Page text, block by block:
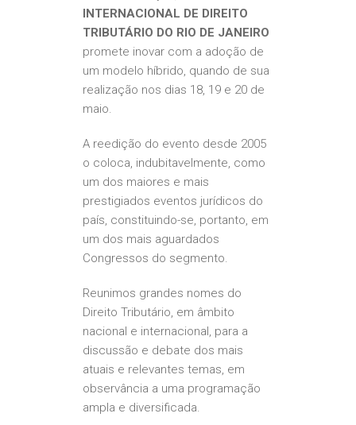
INTERNACIONAL DE DIREITO
TRIBUTÁRIO DO RIO DE JANEIRO
promete inovar com a adoção de
um modelo híbrido, quando de sua
realização nos dias 18, 19 e 20 de
maio.
A reedição do evento desde 2005
o coloca, indubitavelmente, como
um dos maiores e mais
prestigiados eventos jurídicos do
país, constituindo-se, portanto, em
um dos mais aguardados
Congressos do segmento.
Reunimos grandes nomes do
Direito Tributário, em âmbito
nacional e internacional, para a
discussão e debate dos mais
atuais e relevantes temas, em
observância a uma programação
ampla e diversificada.